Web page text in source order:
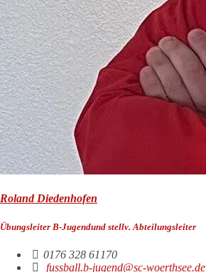
Roland Diedenhofen
Übungsleiter B-Jugendund stellv. Abteilungsleiter
0176 328 61170
fussball.b-jugend@sc-woerthsee.de